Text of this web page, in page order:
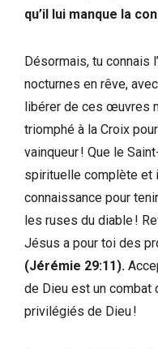
qu’il lui manque la
Désormais, tu connais
nocturnes en rêve,
libérer de ces œuvres
triomphé à la Croix
vainqueur ! Que le
spirituelle complète et
connaissance pour
les ruses du diable !
Jésus a pour toi des
(Jérémie 29:11).
de Dieu est un combat
privilégiés de Dieu !